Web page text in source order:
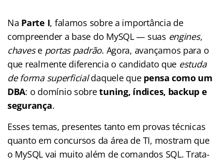
Na Parte I, falamos sobre a importância de
compreender a base do MySQL — suas engines,
chavese portas padrão. Agora, avançamos para o
que realmente diferencia o candidato que estuda
de forma superficialdaquele que pensa como um
DBA: o domínio sobretuning, índices, backup e
segurança.
Esses temas, presentes tanto em provas técnicas
quanto em concursos da área de TI, mostram que
o MySQL vai muito além de comandos SQL. Trata-